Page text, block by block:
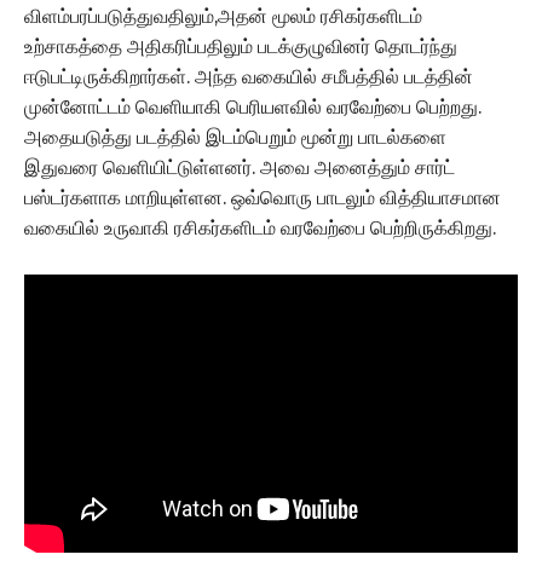
விளம்பரப்படுத்துவதிலும்,அதன் மூலம் ரசிகர்களிடம்
உற்சாகத்தை அதிகரிப்பதிலும் படக்குழுவினர் தொடர்ந்து
ஈடுபட்டிருக்கிறார்கள். அந்த வகையில் சமீபத்தில் படத்தின்
முன்னோட்டம் வெளியாகி பெரியளவில் வரவேற்பை பெற்றது.
அதையடுத்து படத்தில் இடம்பெறும் மூன்று பாடல்களை
இதுவரை வெளியிட்டுள்ளனர். அவை அனைத்தும் சார்ட்
பஸ்டர்களாக மாறியுள்ளன. ஒவ்வொரு பாடலும் வித்தியாசமான
வகையில் உருவாகி ரசிகர்களிடம் வரவேற்பை பெற்றிருக்கிறது.